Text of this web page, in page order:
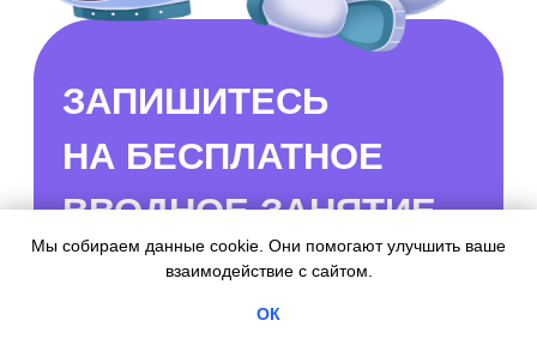
Мы собираем данные cookie. Они помогают улучшить ваше
взаимодействие с сайтом.
ОК